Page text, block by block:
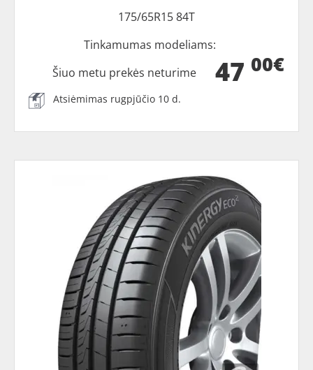
175/65R15 84T
Tinkamumas modeliams:
47 00€
Šiuo metu prekės neturime
Atsiėmimas rugpjūčio 10 d.